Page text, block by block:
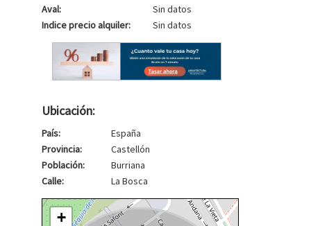
Aval:
Sin datos
Indice precio alquiler:
Sin datos
Ubicación:
País:
España
Provincia:
Castellón
Población:
Burriana
Calle:
La Bosca
+